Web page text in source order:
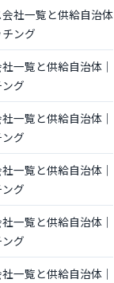
社一覧と供給自治体
ング
一覧と供給自治体｜
グ
一覧と供給自治体｜
グ
一覧と供給自治体｜
グ
一覧と供給自治体｜
グ
一覧と供給自治体｜